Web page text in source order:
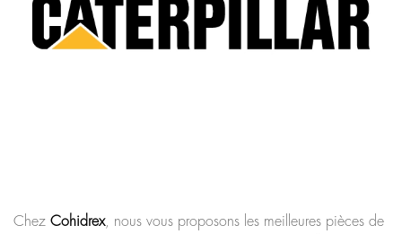
Chez Cohidrex, nous vous proposons les meilleures pièces de